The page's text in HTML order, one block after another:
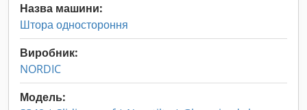
Назва машини:
Штора одностороння
Виробник:
NORDIC
Модель: